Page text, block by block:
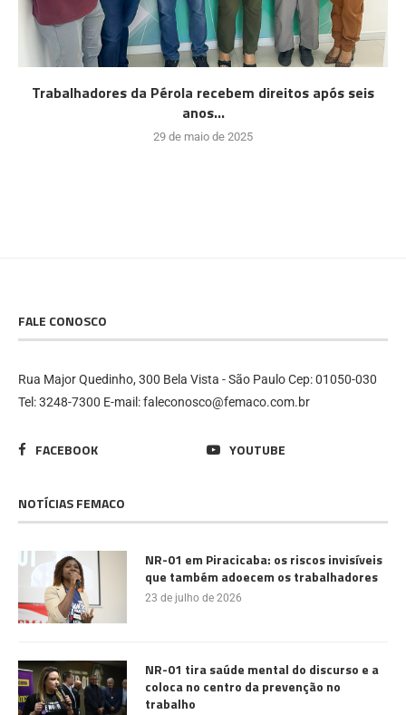
Trabalhadores da Pérola recebem direitos após seis
anos...
29 de maio de 2025
FALE CONOSCO
Rua Major Quedinho, 300 Bela Vista - São Paulo Cep: 01050-030
Tel: 3248-7300 E-mail: faleconosco@femaco.com.br
FACEBOOK YOUTUBE
NOTÍCIAS FEMACO
NR-01 em Piracicaba: os riscos invisíveis
que também adoecem os trabalhadores
23 de julho de 2026
NR-01 tira saúde mental do discurso e a
coloca no centro da prevenção no
trabalho